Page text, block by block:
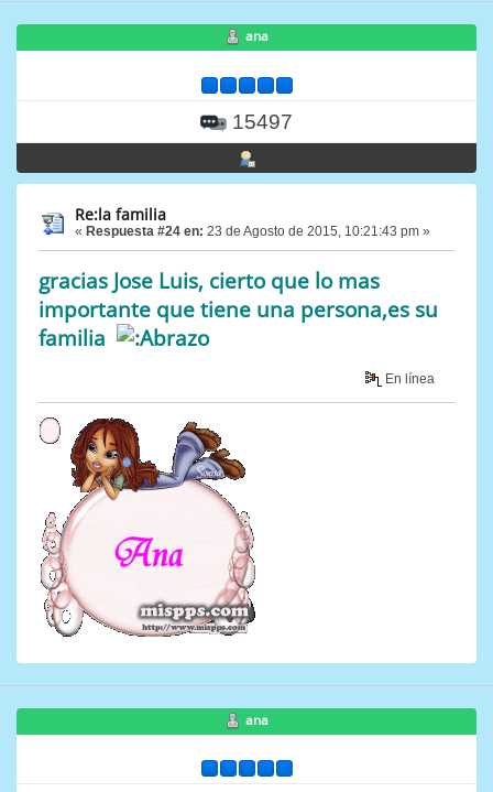
ana
15497
Re:la familia
« Respuesta #24 en: 23 de Agosto de 2015, 10:21:43 pm »
gracias Jose Luis, cierto que lo mas
importante que tiene una persona,es su
familia
En línea
ana